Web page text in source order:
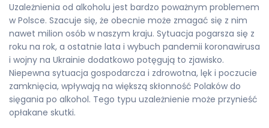
Uzależnienia od alkoholu jest bardzo poważnym problemem
w Polsce. Szacuje się, że obecnie może zmagać się z nim
nawet milion osób w naszym kraju. Sytuacja pogarsza się z
roku na rok, a ostatnie lata i wybuch pandemii koronawirusa
i wojny na Ukrainie dodatkowo potęgują to zjawisko.
Niepewna sytuacja gospodarcza i zdrowotna, lęk i poczucie
zamknięcia, wpływają na większą skłonność Polaków do
sięgania po alkohol. Tego typu uzależnienie może przynieść
opłakane skutki.